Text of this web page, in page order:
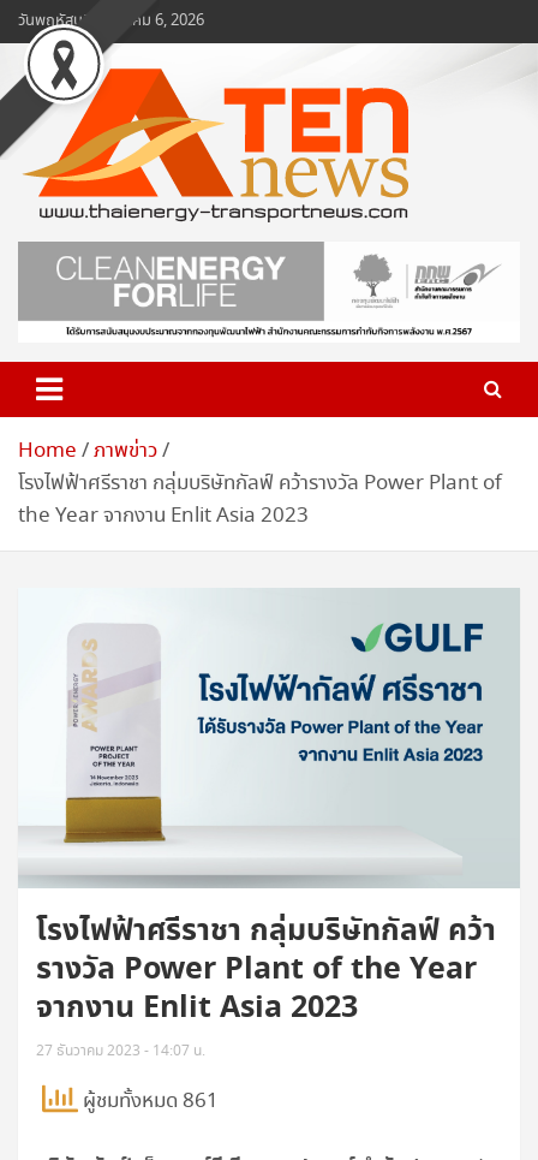
Skip
to
content
วันพฤหัสบดี, สิงหาคม 6, 2026
www.ten-news.com
ข่าวพลังงานและคมนาคม
Home ภาพข่าว
โรงไฟฟ้าศรีราชา กลุ่มบริษัทกัลฟ์ คว้ารางวัล Power Plant of
the Year จากงาน Enlit Asia 2023
โรงไฟฟ้าศรีราชา กลุ่มบริษัทกัลฟ์ คว้า
รางวัล Power Plant of the Year
จากงาน Enlit Asia 2023
27 ธันวาคม 2023 - 14:07 น.
ผู้ชมทั้งหมด 861